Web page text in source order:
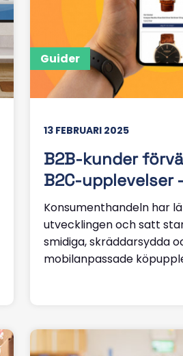
Guider
13 FEBRUARI 2025
B2B-kunder
B2C-upplevelser
Konsumenthandeln har
utvecklingen och satt
smidiga, skräddarsydda
mobilanpassade